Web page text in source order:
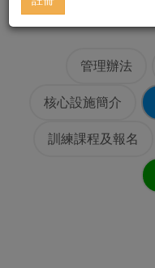
管理辦法
核心設施簡介
訓練課程及報名